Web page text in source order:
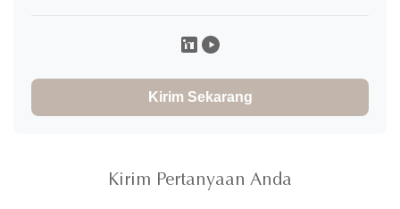
A Angeli Caburian ★★★★★
Items were shipped right away. Packaging was very secure.
Thank you, James, for accommodating all my queries.
Kirim Sekarang
Kirim Pertanyaan Anda